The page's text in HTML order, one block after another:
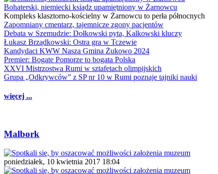
Bohaterski, niemiecki ksiądz upamiętniony w Żarnowcu
Kompleks klasztorno-kościelny w Żarnowcu to perła północnych
Zapomniany cmentarz, tajemnicze zgony pacjentów
Debata w Szemudzie: Dołkowski pyta, Kalkowski kluczy
Łukasz Brządkowski: Ostra gra w Tczewie
Kandydaci KWW Nasza Gmina Żukowo 2024
Premier: Bogate Pomorze to bogata Polska
XXVI Mistrzostwa Rumi w sztafetach olimpijskich
Grupa „Odkrywców” z SP nr 10 w Rumi poznaje tajniki nauki
więcej ...
Malbork
poniedziałek, 10 kwietnia 2017 18:04